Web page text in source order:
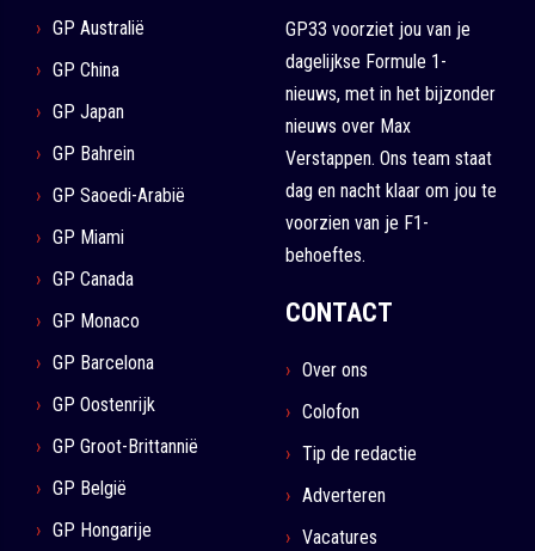
GP Australië
GP China
GP Japan
GP Bahrein
GP Saoedi-Arabië
GP Miami
GP Canada
GP Monaco
GP Barcelona
GP Oostenrijk
GP Groot-Brittannië
GP België
GP Hongarije
GP33 voorziet jou van je
dagelijkse Formule 1-
nieuws, met in het bijzonder
nieuws over Max
Verstappen. Ons team staat
dag en nacht klaar om jou te
voorzien van je F1-
behoeftes.
CONTACT
Over ons
Colofon
Tip de redactie
Adverteren
Vacatures